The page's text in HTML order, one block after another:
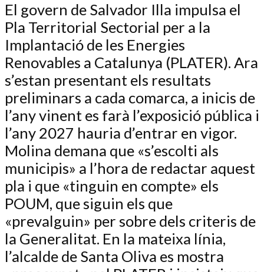
El govern de Salvador Illa impulsa el
Pla Territorial Sectorial per a la
Implantació de les Energies
Renovables a Catalunya (PLATER). Ara
s’estan presentant els resultats
preliminars a cada comarca, a inicis de
l’any vinent es farà l’exposició pública i
l’any 2027 hauria d’entrar en vigor.
Molina demana que «s’escolti als
municipis» a l’hora de redactar aquest
pla i que «tinguin en compte» els
POUM, que siguin els que
«prevalguin» per sobre dels criteris de
la Generalitat. En la mateixa línia,
l’alcalde de Santa Oliva es mostra